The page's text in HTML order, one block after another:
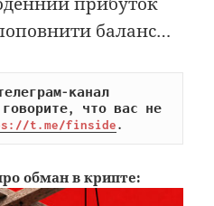
баланс…
канал
что вас не
t.me/finside.
обман в крипте: